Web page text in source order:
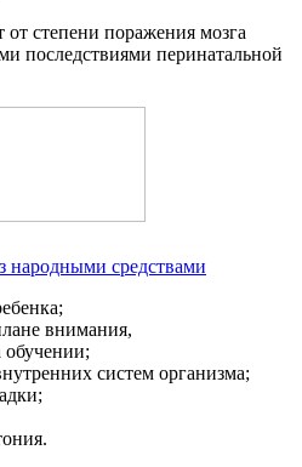
от степени поражения мозга
последствиями перинатальной
народными средствами
внимания,
обучении;
систем организма;